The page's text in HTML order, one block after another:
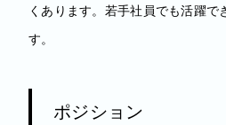
くあります。若手社員でも活躍で
す。
ポジション